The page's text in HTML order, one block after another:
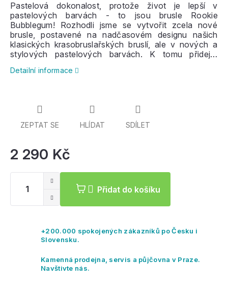
2 290 Kč
Přidat do košíku
Pastelová dokonalost, protože život je lepší v
pastelových barvách - to jsou brusle Rookie
Bubblegum! Rozhodli jsme se vytvořit zcela nové
brusle, postavené na nadčasovém designu našich
klasických krasobruslařských bruslí, ale v nových a
stylových pastelových barvách. K tomu přidejte
stejně skvělou výbavu – brusle, které musíte mít!
Detailní informace
ZEPTAT SE HLÍDAT SDÍLET
+200.000 spokojených zákazníků po Česku i
Slovensku.
Kamenná prodejna, servis a půjčovna v Praze.
Navštivte nás.